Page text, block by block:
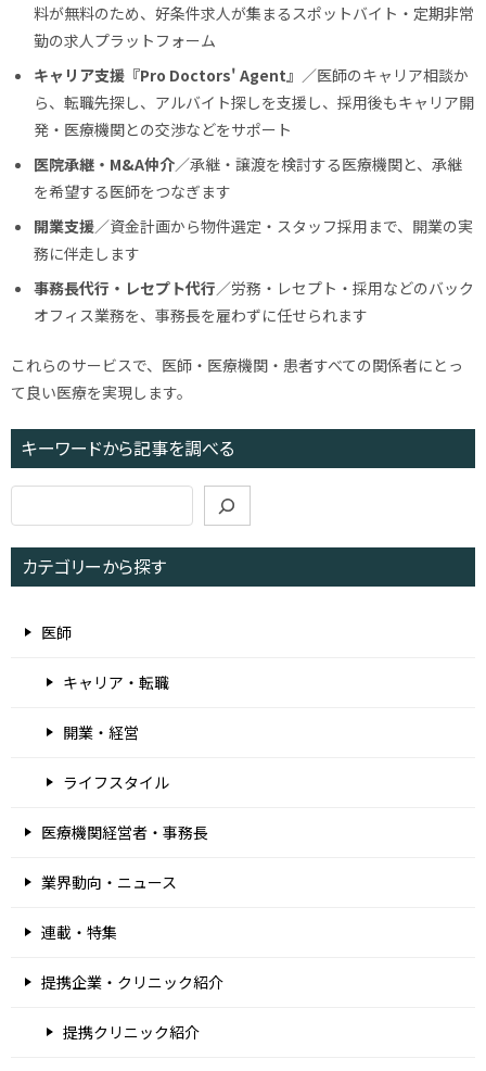
料が無料のため、好条件求人が集まるスポットバイト・定期非常
勤の求人プラットフォーム
キャリア支援『Pro Doctors' Agent』 ／医師のキャリア相談か
ら、転職先探し、アルバイト探しを支援し、採用後もキャリア開
発・医療機関との交渉などをサポート
医院承継・M&A仲介／承継・譲渡を検討する医療機関と、承継
を希望する医師をつなぎます
開業支援／資金計画から物件選定・スタッフ採用まで、開業の実
務に伴走します
事務長代行・レセプト代行／労務・レセプト・採用などのバック
オフィス業務を、事務長を雇わずに任せられます
これらのサービスで、医師・医療機関・患者すべての関係者にとっ
て良い医療を実現します。
キーワードから記事を調べる
索
カテゴリーから探す
医師
キャリア・転職
開業・経営
ライフスタイル
医療機関経営者・事務長
業界動向・ニュース
連載・特集
提携企業・クリニック紹介
提携クリニック紹介